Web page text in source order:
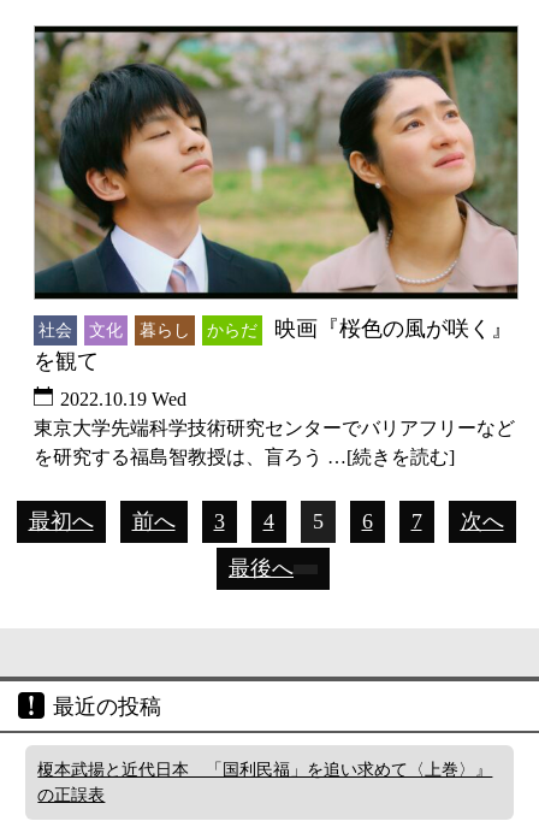
社会 文化 暮らし からだ
映画『桜色の風が咲く』
を観て
2022.10.19 Wed
東京大学先端科学技術研究センターでバリアフリーなど
を研究する福島智教授は、盲ろう …[続きを読む]
最初へ 前へ 3 4 5 6 7
次へ
最後へ
最近の投稿
榎本武揚と近代日本 「国利民福」を追い求めて〈上巻〉』
の正誤表